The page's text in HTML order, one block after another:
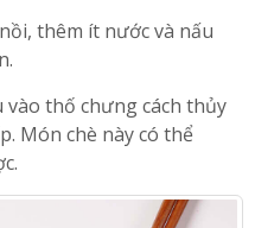
thêm ít nước và nấu
vào thố chưng cách thủy
Món chè này có thể